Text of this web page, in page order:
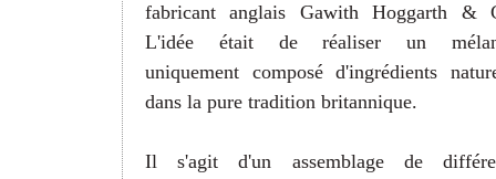
fabricant anglais Gawith Hoggarth &
L'idée était de réaliser un
uniquement composé d'ingrédients
dans la pure tradition britannique.
Il s'agit d'un assemblage de